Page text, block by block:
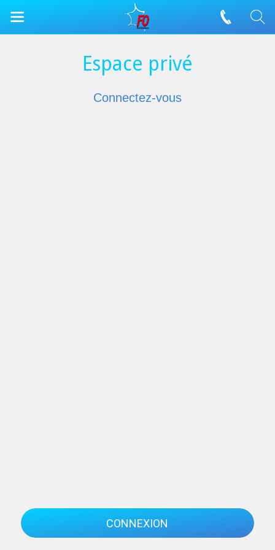
Espace privé
Connectez-vous
CONNEXION